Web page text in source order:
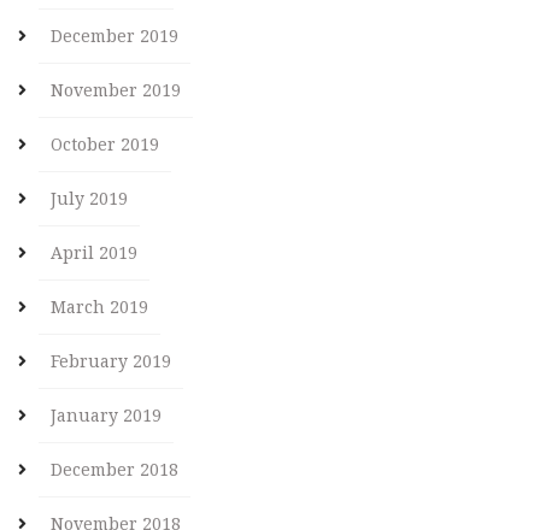
December 2019
November 2019
October 2019
July 2019
April 2019
March 2019
February 2019
January 2019
December 2018
November 2018